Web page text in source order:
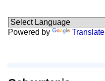
Powered by Translate